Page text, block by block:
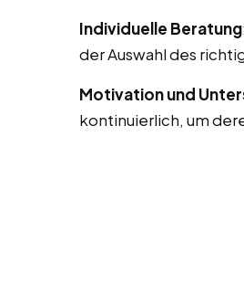
Individuelle Beratung
der Auswahl des
Motivation und
kontinuierlich, um